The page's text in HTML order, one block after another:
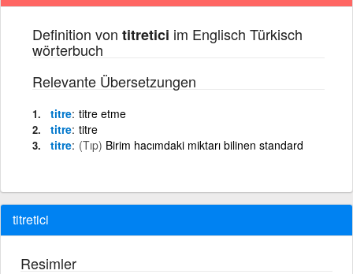
Definition von titretici im Englisch Türkisch
wörterbuch
Relevante Übersetzungen
titre titre etme
titre titre
titre (Tıp) Birim hacımdaki miktarı bilinen standard
titretici
Resimler